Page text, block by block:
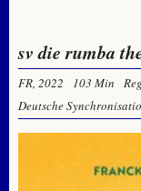
sv die rumba
FR, 2022 103 Min
Deutsche